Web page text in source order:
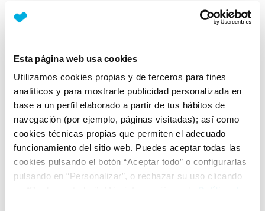
Esta página web usa cookies
Utilizamos cookies propias y de terceros para fines
analíticos y para mostrarte publicidad personalizada en
base a un perfil elaborado a partir de tus hábitos de
navegación (por ejemplo, páginas visitadas); así como
cookies técnicas propias que permiten el adecuado
funcionamiento del sitio web. Puedes aceptar todas las
cookies pulsando el botón “Aceptar todo” o configurarlas
pulsando en “Personalizar”, o rechazar su uso clicando
Detalles destacados
Faros LED High Performance
Luces de marcha diurnas LED
Pilotos traseros con técnica LED
+ Ver todos
Ficha técnica
Exterior